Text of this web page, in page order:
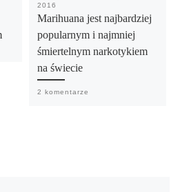
2016
Marihuana jest najbardziej
popularnym i najmniej
śmiertelnym narkotykiem
na świecie
2 komentarze